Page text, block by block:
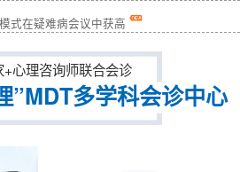
式在疑难病会议中获高
+心理咨询师联合会诊
”MDT多学科会诊中心